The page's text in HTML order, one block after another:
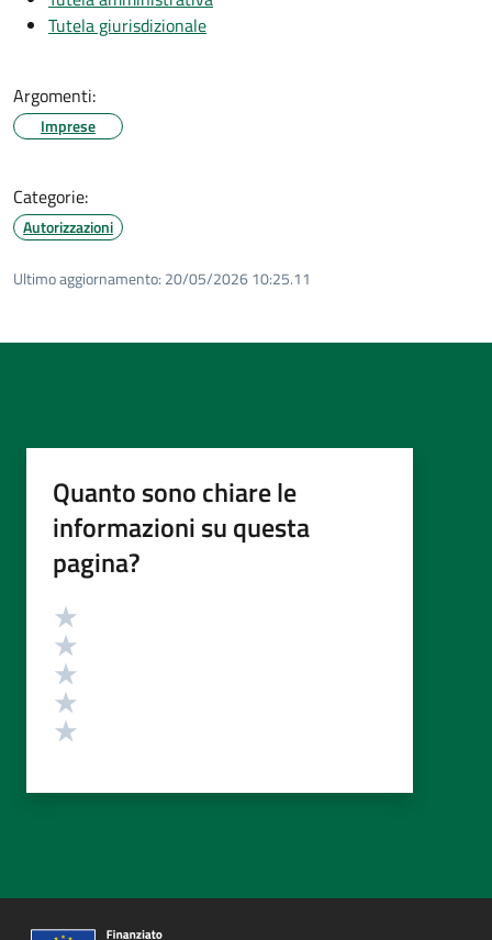
Tutela giurisdizionale
Argomenti:
Imprese
Categorie:
Autorizzazioni
Ultimo aggiornamento: 20/05/2026 10:25.11
Quanto sono chiare le
informazioni su questa
pagina?
Valutazione